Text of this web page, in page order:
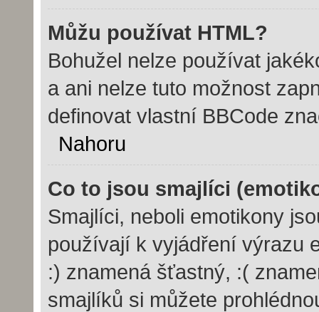
Můžu používat HTML?
Bohužel nelze používat
a ani nelze tuto možnost
definovat vlastní BBCode
Nahoru
Co to jsou smajlíci
Smajlíci, neboli emotikony
používají k vyjádření výrazu
:) znamená šťastný, :(
smajlíků si můžete